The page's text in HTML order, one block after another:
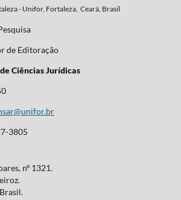
- Unifor, Fortaleza, Ceará, Brasil
de Editoração
Ciências Jurídicas
3805
nº 1321.